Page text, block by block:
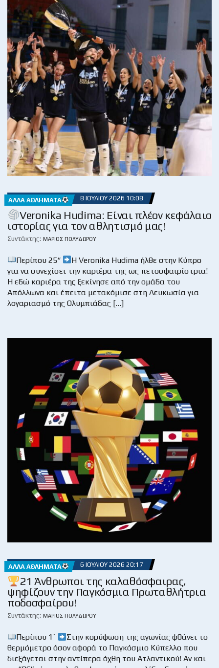
ΆΛΛΑ ΑΘΛΉΜΑΤΑ 8 ΙΟΥΛΊΟΥ 2026 10:08
Veronika Hudima: Είναι πλέον κεφάλαιο
ιστορίας για τον αθλητισμό μας!
Συντάκτης: ΜΆΡΙΟΣ ΠΟΛΥΔΏΡΟΥ
Περίπου 25“
Η Veronika Hudima ήλθε στην Κύπρο
για να συνεχίσει την καριέρα της ως πετοσφαιρίστρια!
Η εδώ καριέρα της ξεκίνησε από την ομάδα του
Απόλλωνα και έπειτα μετακόμισε στη Λευκωσία για
λογαριασμό της Ολυμπιάδας […]
ΆΛΛΑ ΑΘΛΉΜΑΤΑ 6 ΙΟΥΛΊΟΥ 2026 20:17
21 Άνθρωποι της καλαθόσφαιρας,
ψηφίζουν την Παγκόσμια Πρωταθλήτρια
ποδοσφαίρου!
Συντάκτης: ΜΆΡΙΟΣ ΠΟΛΥΔΏΡΟΥ
Περίπου 1`
Στην κορύφωση της αγωνίας φθάνει το
θερμόμετρο όσον αφορά το Παγκόσμιο Κύπελλο που
διεξάγεται στην αντίπερα όχθη του Ατλαντικού! Αν και